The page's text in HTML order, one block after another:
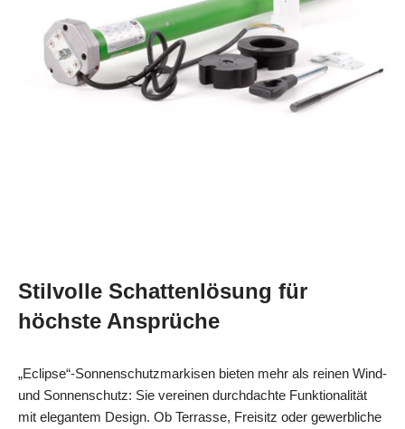
Stilvolle Schattenlösung für
höchste Ansprüche
„Eclipse“-Sonnenschutzmarkisen bieten mehr als reinen Wind-
und Sonnenschutz: Sie vereinen durchdachte Funktionalität
mit elegantem Design. Ob Terrasse, Freisitz oder gewerbliche